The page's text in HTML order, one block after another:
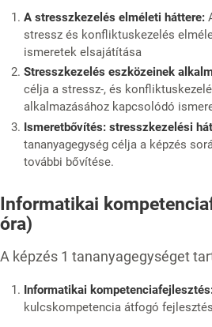
A stresszkezelés elméleti háttere:
stressz és konfliktuskezelés
ismeretek elsajátítása
Stresszkezelés eszközeinek
célja a stressz-, és
alkalmazásához kapcsolódó
Ismeretbővítés: stresszkezelési
tananyagegység célja a képzés
további bővítése.
Informatikai
óra)
A képzés 1 tananyagegységet
Informatikai
kulcskompetencia átfogó